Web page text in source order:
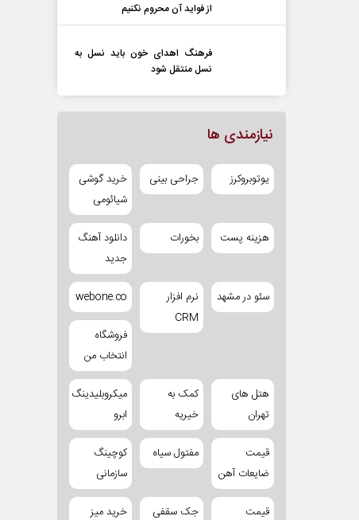
از فواید آن محروم نکنیم
فرهنگ اهدای خون باید نسل به
نسل منتقل شود
نیازمندی ها
یوتوبروکرز جراحی بینی
خرید گوشی
شیائومی
هزینه پست بخورات
دانلود آهنگ
جدید
سئو در مشهد
نرم افزار
CRM
webone.co
فروشگاه
انتخاب من
هتل های
تهران
کمک به
خیریه
میکروبلیدینگ
ابرو
قیمت
ضایعات آهن
مفتول سیاه
کوچینگ
سازمانی
قیمت جک سقفی خرید میز